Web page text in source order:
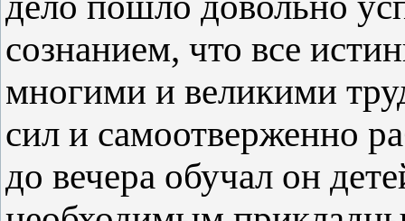
сознанием, что все
многими и великими
сил и самоотверженно
до вечера обучал он